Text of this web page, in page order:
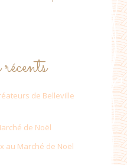
de Belleville
de Noël
au Marché de Noël